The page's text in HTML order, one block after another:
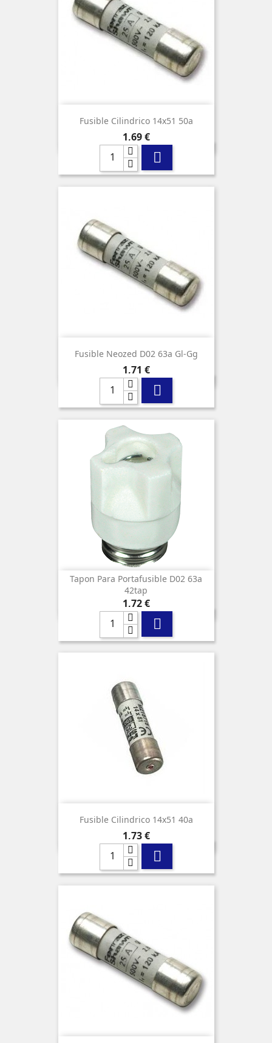
Fusible Cilindrico 14x51 50a
Precio
1,69 €

Fusible Neozed D02 63a Gl-Gg
Precio
1,71 €

Tapon Para Portafusible D02 63a
42tap
Precio
1,72 €

Fusible Cilindrico 14x51 40a
Precio
1,73 €
